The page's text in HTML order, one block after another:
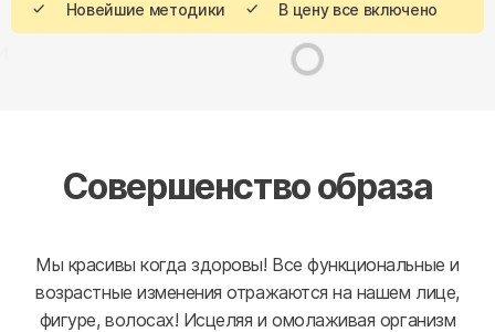
Новейшие методики
В цену все включено
Совершенство образа
Мы красивы когда здоровы! Все функциональные и
возрастные изменения отражаются на нашем лице,
фигуре, волосах! Исцеляя и омолаживая организм